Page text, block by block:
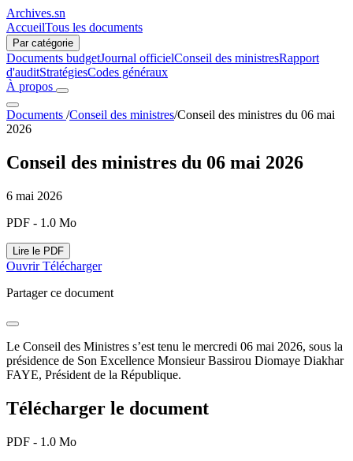
Archives.sn
AccueilTous les documents
Par catégorie
Documents budgetJournal officielConseil des ministresRapport
d'auditStratégiesCodes généraux
À propos
Documents /Conseil des ministres/Conseil des ministres du 06 mai
2026
Conseil des ministres du 06 mai 2026
6 mai 2026
PDF - 1.0 Mo
Lire le PDF
OuvrirTélécharger
Partager ce document
Le Conseil des Ministres s’est tenu le mercredi 06 mai 2026, sous la
présidence de Son Excellence Monsieur Bassirou Diomaye Diakhar
FAYE, Président de la République.
Télécharger le document
PDF - 1.0 Mo